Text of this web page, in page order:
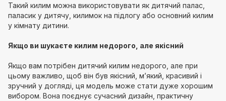
Такий килим можна використовувати як дитячий палас,
паласик у дитячу, килимок на підлогу або основний килим
у кімнату дитини.
Якщо ви шукаєте килим недорого, але якісний
Якщо вам потрібен дитячий килим недорого, але при
цьому важливо, щоб він був якісний, м’який, красивий і
зручний у догляді, ця модель може стати дуже хорошим
вибором. Вона поєднує сучасний дизайн, практичну